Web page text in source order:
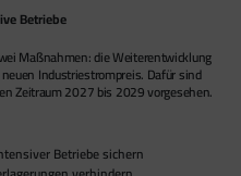
Betriebe
Maßnahmen: die Weiterentwicklung
Industriestrompreis. Dafür sind
Zeitraum 2027 bis 2029 vorgesehen.
Betriebe sichern